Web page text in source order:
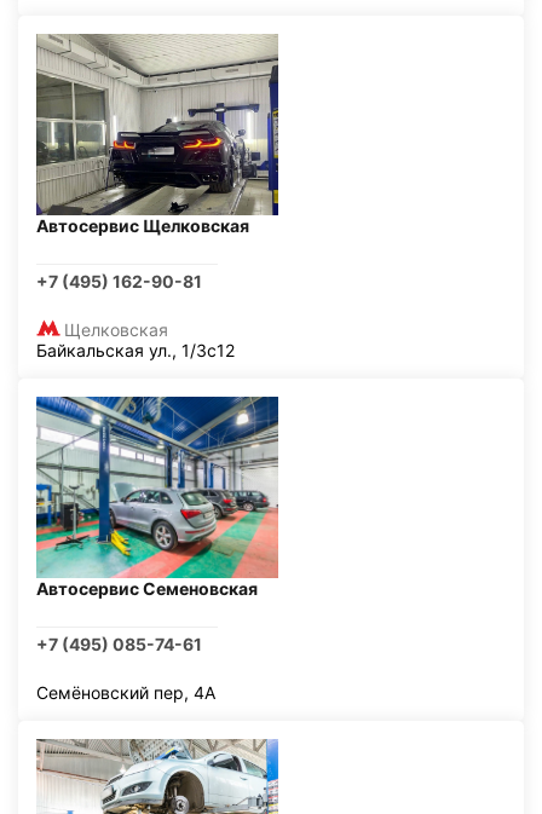
Автосервис Щелковская
+7 (495) 162-90-81
Щелковская
Байкальская ул., 1/3с12
Автосервис Семеновская
+7 (495) 085-74-61
Семёновский пер, 4А